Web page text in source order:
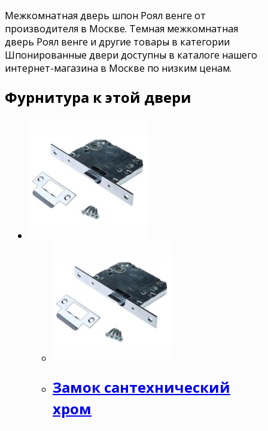
Межкомнатная дверь шпон Роял венге от
производителя в Москве. Темная межкомнатная
дверь Роял венге и другие товары в категории
Шпонированные двери доступны в каталоге нашего
интернет-магазина в Москве по низким ценам.
Фурнитура к этой двери
Замок сантехнический
хром